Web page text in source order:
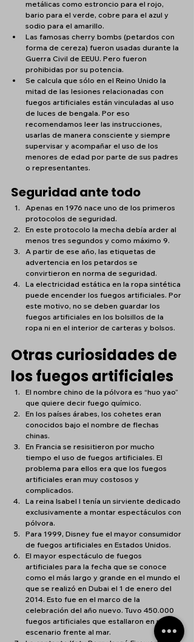
metálicas como estroncio para el rojo,
bario para el verde, cobre para el azul y
sodio para el amarillo.
Las famosas cherry bombs (petardos con
forma de cereza) fueron usadas durante la
Guerra Civil de EEUU. Pero fueron
prohibidas por su potencia.
Se calcula que sólo en el Reino Unido la
mitad de las lesiones relacionadas con
fuegos artificiales están vinculadas al uso
de luces de bengala. Por eso
recomendamos leer las instrucciones,
usarlas de manera consciente y siempre
supervisar y acompañar el uso de los
menores de edad por parte de sus padres
o representantes.
Seguridad ante todo
Apenas en 1976 nace uno de los primeros
protocolos de seguridad.
En este protocolo la mecha debía arder al
menos tres segundos y como máximo 9.
A partir de ese año, las etiquetas de
advertencia en los petardos se
convirtieron en norma de seguridad.
La electricidad estática en la ropa sintética
puede encender los fuegos artificiales. Por
este motivo, no se deben guardar los
fuegos artificiales en los bolsillos de la
ropa ni en el interior de carteras y bolsos.
Otras curiosidades de
los fuegos artificiales
El nombre chino de la pólvora es “huo yao”
que quiere decir fuego químico.
En los países árabes, los cohetes eran
conocidos bajo el nombre de flechas
chinas.
En Francia se resisitieron por mucho
tiempo el uso de fuegos artificiales. El
problema para ellos era que los fuegos
artificiales eran muy costosos y
complicados.
La reina Isabel I tenía un sirviente dedicado
exclusivamente a montar espectáculos con
pólvora.
Para 1999, Disney fue el mayor consumidor
de fuegos artificiales en Estados Unidos.
El mayor espectáculo de fuegos
artificiales para la fecha que se conoce
como el más largo y grande en el mundo el
que se realizó en Dubai el 1 de enero del
2014. Esto fue en el marco de la
celebración del año nuevo. Tuvo 450.000
fuegos artificiales que estallaron en un
escenario frente al mar.